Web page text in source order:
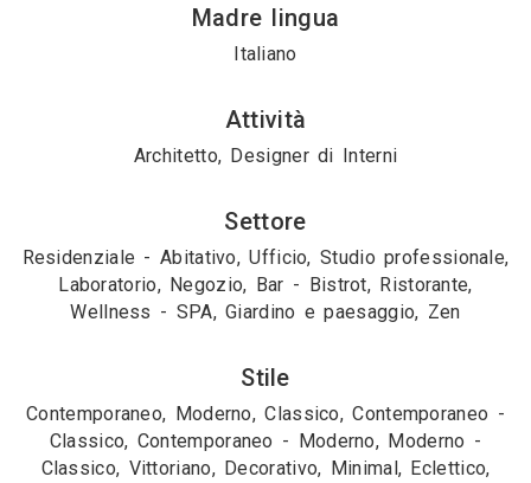
Madre lingua
Italiano
Attività
Architetto, Designer di Interni
Settore
Residenziale - Abitativo, Ufficio, Studio professionale,
Laboratorio, Negozio, Bar - Bistrot, Ristorante,
Wellness - SPA, Giardino e paesaggio, Zen
Stile
Contemporaneo, Moderno, Classico, Contemporaneo -
Classico, Contemporaneo - Moderno, Moderno -
Classico, Vittoriano, Decorativo, Minimal, Eclettico,